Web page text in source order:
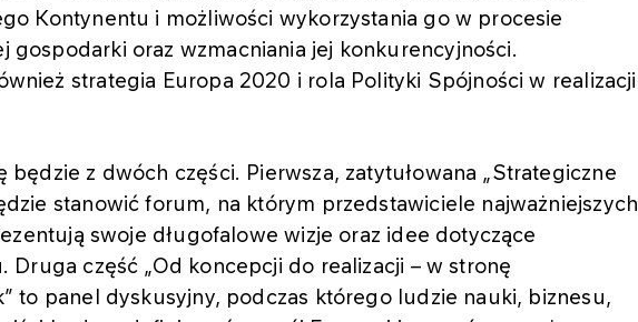
Kontynentu i możliwości wykorzystania go w procesie
gospodarki oraz wzmacniania jej konkurencyjności.
strategia Europa 2020 i rola Polityki Spójności w realizacji
będzie z dwóch części. Pierwsza, zatytułowana „Strategiczne
stanowić forum, na którym przedstawiciele najważniejszych
swoje długofalowe wizje oraz idee dotyczące
Druga część „Od koncepcji do realizacji – w stronę
to panel dyskusyjny, podczas którego ludzie nauki, biznesu,